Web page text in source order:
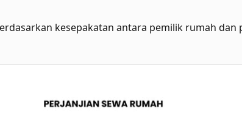
kesepakatan antara pemilik rumah dan